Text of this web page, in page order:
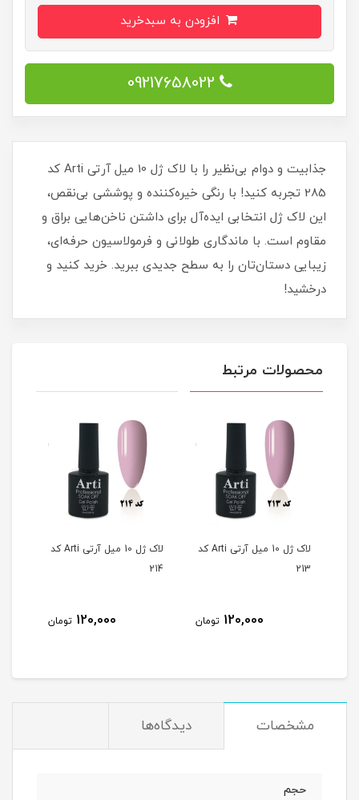
09217658022
جذابیت و دوام بی‌نظیر را با لاک ژل 10 میل آرتی Arti کد
285 تجربه کنید! با رنگی خیره‌کننده و پوششی بی‌نقص،
این لاک ژل انتخابی ایده‌آل برای داشتن ناخن‌هایی براق و
مقاوم است. با ماندگاری طولانی و فرمولاسیون حرفه‌ای،
زیبایی دستان‌تان را به سطح جدیدی ببرید. خرید کنید و
درخشید!
محصولات مرتبط
لاک ژل 10 میل آرتی Arti کد
213
120,000 تومان
لاک ژل 10 میل آرتی Arti کد
214
120,000 تومان
مشخصات دیدگاه‌ها
حجم